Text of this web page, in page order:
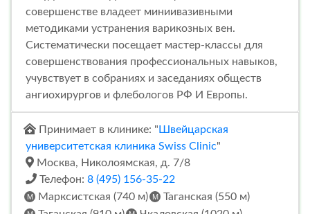
совершенстве владеет миниивазивными
методиками устранения варикозных вен.
Систематически посещает мастер-классы для
совершенствования профессиональных навыков,
учувствует в собраниях и заседаниях обществ
ангиохирургов и флебологов РФ И Европы.
Принимает в клинике: " Швейцарская
университетская клиника Swiss Clinic"
Москва, Николоямская, д. 7/8
Телефон: 8 (495) 156-35-22
Марксистская (740 м)
Таганская (550 м)